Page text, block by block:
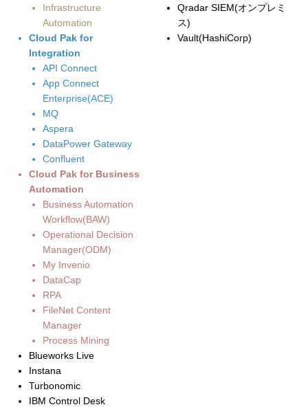
Infrastructure
Automation
Cloud Pak for
Integration
API Connect
App Connect
Enterprise(ACE)
MQ
Aspera
DataPower Gateway
Confluent
Cloud Pak for Business
Automation
Business Automation
Workflow(BAW)
Operational Decision
Manager(ODM)
My Invenio
DataCap
RPA
FileNet Content
Manager
Process Mining
Blueworks Live
Instana
Turbonomic
IBM Control Desk
Qradar SIEM(オンプレミ
ス)
Vault(HashiCorp)